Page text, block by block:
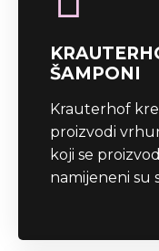
ŠAMPONI
Krauterhof
proizvodi
koji se
namijeneni su